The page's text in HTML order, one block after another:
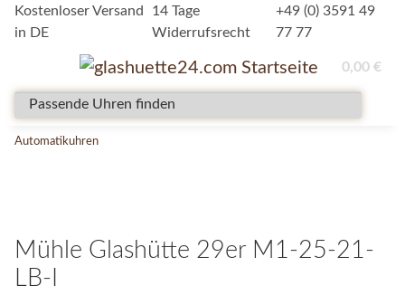
Kostenloser Versand
in DE
14 Tage
Widerrufsrecht
+49 (0) 3591 49
77 77
0,00 €
Automatikuhren
Mühle Glashütte 29er M1-25-21-
LB-I